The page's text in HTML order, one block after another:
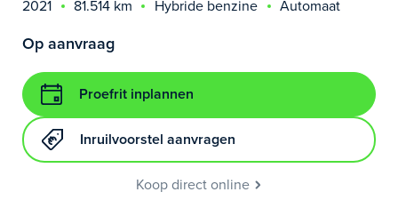
2021
81.514 km Hybride benzine Automaat
Op aanvraag
Proefrit inplannen
Inruilvoorstel aanvragen
Koop direct online